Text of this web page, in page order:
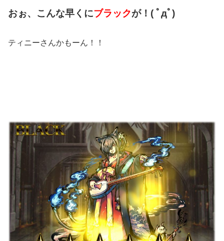
おぉ、こんな早くにブラックが！( ﾟдﾟ)
ティニーさんかもーん！！